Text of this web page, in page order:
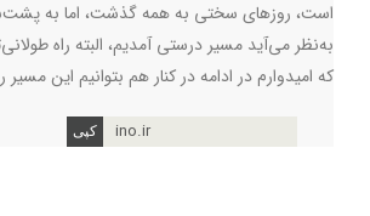
است، روزهای سختی به همه گذشت، اما به
به‌نظر می‌آید مسیر درستی آمدیم، البته راه
که امیدوارم در ادامه در کنار هم بتوانیم این
ino.ir